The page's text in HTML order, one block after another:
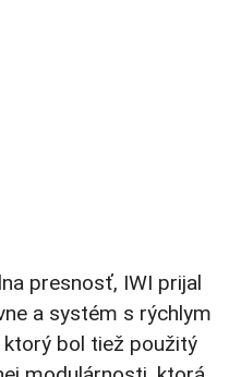
presnosť, IWI prijal
a systém s rýchlym
bol tiež použitý